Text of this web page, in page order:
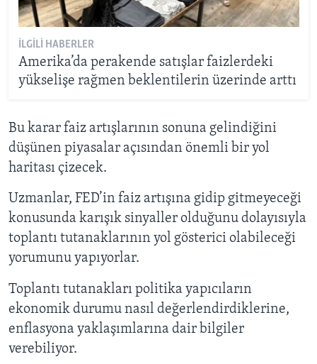
İLGILI HABERLER
Amerika’da perakende satışlar faizlerdeki
yükselişe rağmen beklentilerin üzerinde arttı
Bu karar faiz artışlarının sonuna gelindiğini
düşünen piyasalar açısından önemli bir yol
haritası çizecek.
Uzmanlar, FED’in faiz artışına gidip gitmeyeceği
konusunda karışık sinyaller olduğunu dolayısıyla
toplantı tutanaklarının yol gösterici olabileceği
yorumunu yapıyorlar.
Toplantı tutanakları politika yapıcıların
ekonomik durumu nasıl değerlendirdiklerine,
enflasyona yaklaşımlarına dair bilgiler
verebiliyor.